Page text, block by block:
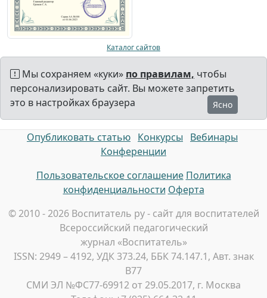
Каталог сайтов
Мы сохраняем «куки» по правилам, чтобы
персонализировать сайт. Вы можете запретить
это в настройках браузера
Ясно
Опубликовать статью Конкурсы
Вебинары
Конференции
Пользовательское соглашение Политика
конфиденциальности Оферта
© 2010 - 2026 Воспитатель ру - сайт для воспитателей
Всероссийский педагогический
журнал «Воспитатель»
ISSN: 2949 – 4192, УДК 373.24, ББК 74.147.1, Авт. знак
В77
СМИ ЭЛ №ФС77-69912 от 29.05.2017, г. Москва